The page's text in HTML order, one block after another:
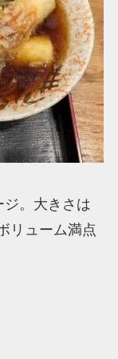
。大きさは
リューム満点